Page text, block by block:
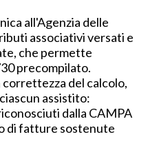
all'Agenzia delle
associativi versati e
che permette
precompilato.
del calcolo,
assistito:
dalla CAMPA
di fatture sostenute